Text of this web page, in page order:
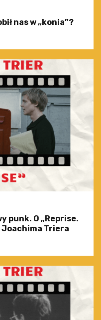
nas w „konia”?
punk. O „Reprise.
Joachima Triera